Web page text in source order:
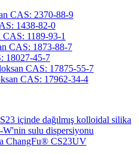
CAS: 2370-88-9
1438-82-0
1189-93-1
CAS: 1873-88-7
18027-45-7
CAS: 17875-55-7
CAS: 17962-34-4
içinde dağılmış kolloidal silika
sulu dispersiyonu
ChangFu® CS23UV